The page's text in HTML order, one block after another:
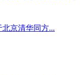
京清华同方...